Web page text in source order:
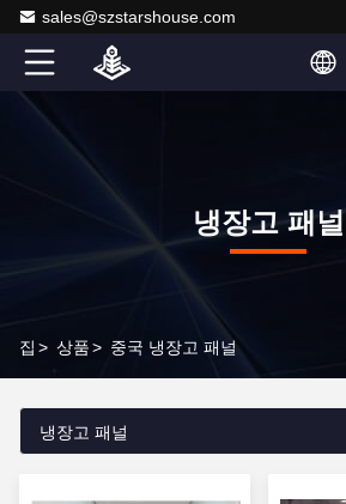
sales@szstarshouse.com
냉장고 패널
집 > 상품> 중국 냉장고 패널
냉장고 패널